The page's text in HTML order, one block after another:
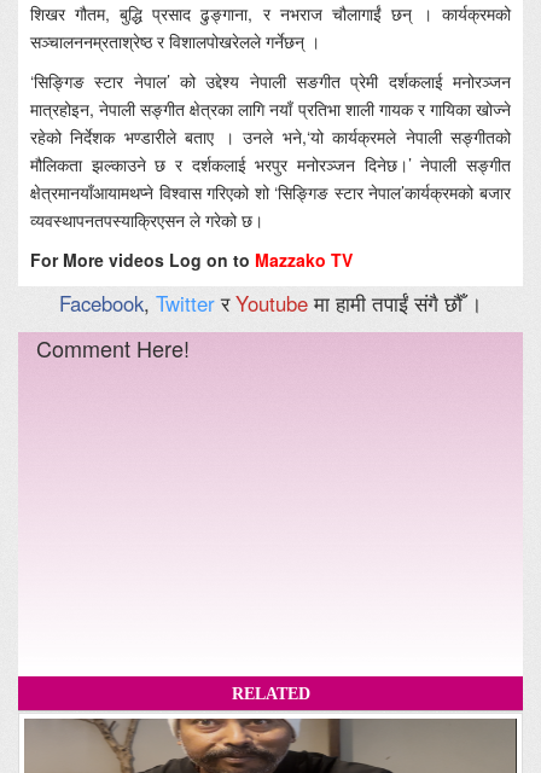
शिखर गौतम, बुद्धि प्रसाद ढुङ्गाना, र नभराज चौलागाईं छन् । कार्यक्रमको
सञ्चालननम्रताश्रेष्ठ र विशालपोखरेलले गर्नेछन् ।
‘सिङ्गिङ स्टार नेपाल’ को उद्देश्य नेपाली सङगीत प्रेमी दर्शकलाई मनोरञ्जन
मात्रहोइन, नेपाली सङ्गीत क्षेत्रका लागि नयाँ प्रतिभा शाली गायक र गायिका खोज्ने
रहेको निर्देशक भण्डारीले बताए । उनले भने,‘यो कार्यक्रमले नेपाली सङ्गीतको
मौलिकता झल्काउने छ र दर्शकलाई भरपुर मनोरञ्जन दिनेछ।’ नेपाली सङ्गीत
क्षेत्रमानयाँआयामथप्ने विश्वास गरिएको शो ‘सिङ्गिङ स्टार नेपाल’कार्यक्रमको बजार
व्यवस्थापनतपस्याक्रिएसन ले गरेको छ।
For More videos Log on to Mazzako TV
Facebook, TwitterरYoutubeमा हामी तपाईं संगै छौँ ।
Comment Here!
RELATED